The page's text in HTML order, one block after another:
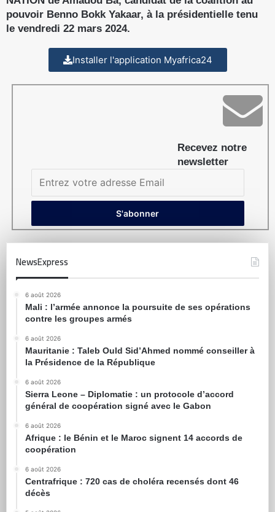
pouvoir Benno Bokk Yakaar, à la présidentielle tenu
le vendredi 22 mars 2024.
Installer l'application Myafrica24
Recevez notre
newsletter
NewsExpress
6 août 2026
Mali : l’armée annonce la poursuite de ses opérations
contre les groupes armés
6 août 2026
Mauritanie : Taleb Ould Sid’Ahmed nommé conseiller à
la Présidence de la République
6 août 2026
Sierra Leone – Diplomatie : un protocole d’accord
général de coopération signé avec le Gabon
6 août 2026
Afrique : le Bénin et le Maroc signent 14 accords de
coopération
6 août 2026
Centrafrique : 720 cas de choléra recensés dont 46
décès